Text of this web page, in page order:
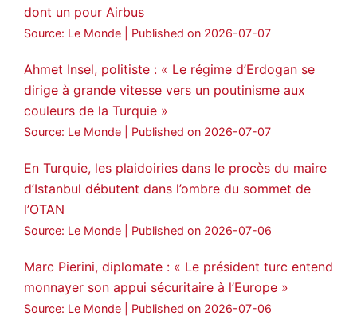
dont un pour Airbus
Source: Le Monde Published on 2026-07-07
Ahmet Insel, politiste : « Le régime d’Erdogan se
dirige à grande vitesse vers un poutinisme aux
couleurs de la Turquie »
Source: Le Monde Published on 2026-07-07
En Turquie, les plaidoiries dans le procès du maire
d’Istanbul débutent dans l’ombre du sommet de
l’OTAN
Source: Le Monde Published on 2026-07-06
Marc Pierini, diplomate : « Le président turc entend
monnayer son appui sécuritaire à l’Europe »
Source: Le Monde Published on 2026-07-06